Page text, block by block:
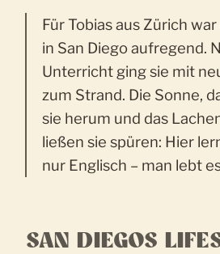
Für Tobias aus Zürich
in San Diego aufregend.
Unterricht ging sie mit
zum Strand. Die Sonne,
sie herum und das
ließen sie spüren: Hier
nur Englisch – man lebt
SAN DIEGOS